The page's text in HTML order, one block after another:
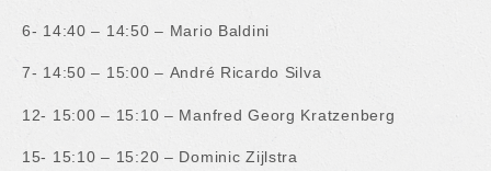
6- 14:40 – 14:50 – Mario Baldini
7- 14:50 – 15:00 – André Ricardo Silva
12- 15:00 – 15:10 – Manfred Georg Kratzenberg
15- 15:10 – 15:20 – Dominic Zijlstra